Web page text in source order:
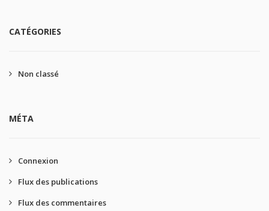
CATÉGORIES
Non classé
MÉTA
Connexion
Flux des publications
Flux des commentaires